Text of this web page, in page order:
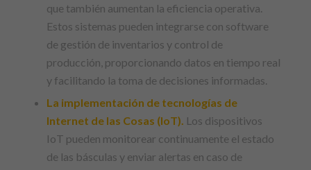
que también aumentan la eficiencia operativa.
Estos sistemas pueden integrarse con software
de gestión de inventarios y control de
producción, proporcionando datos en tiempo real
y facilitando la toma de decisiones informadas.
La implementación de tecnologías de
Internet de las Cosas (IoT). Los dispositivos
IoT pueden monitorear continuamente el estado
de las básculas y enviar alertas en caso de